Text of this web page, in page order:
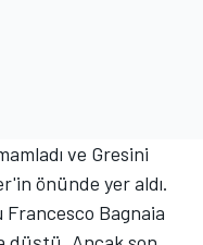
ve Gresini
önünde yer aldı.
Bagnaia